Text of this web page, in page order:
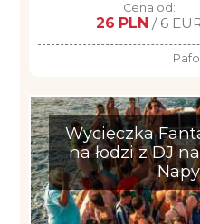
Cena od:
26 PLN / 6
Wycieczka
na łodzi z DJ